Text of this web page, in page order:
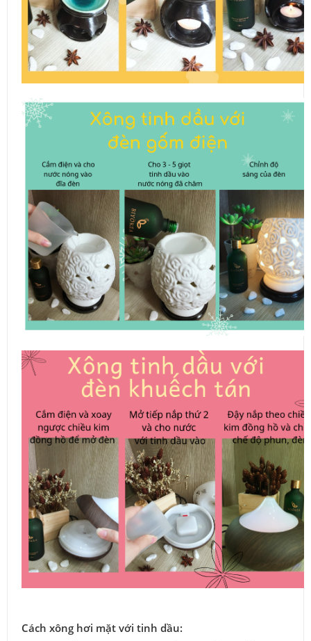
Cách xông hơi mặt với tinh dầu: